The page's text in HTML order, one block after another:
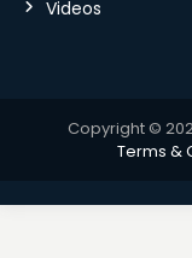
Videos
Copyright ©
Terms &